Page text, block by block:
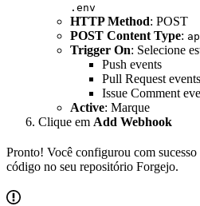
.env
HTTP Method: POST
POST Content Type:
Trigger On: Selecione
Push events
Pull Request events
Issue Comment
Active: Marque
Clique em Add Webhook
Pronto! Você configurou com
código no seu repositório Forgejo.